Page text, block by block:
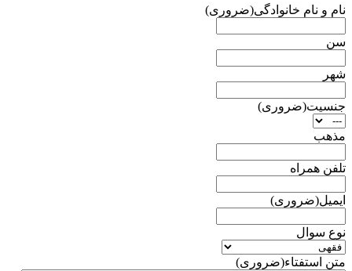
نام و نام خانوادگی(ضروری)
سن
شهر
جنسیت(ضروری)
مذهب
تلفن همراه
ایمیل(ضروری)
نوع سوال
متن استفتاء(ضروری)